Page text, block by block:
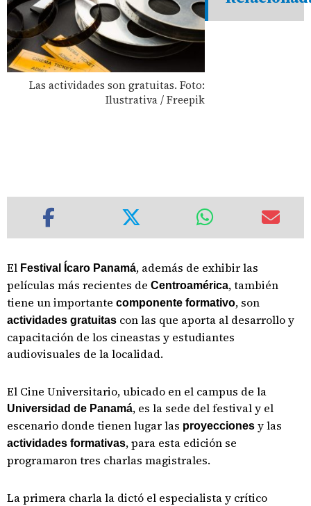
Las actividades son gratuitas. Foto:
Ilustrativa / Freepik
El Festival Ícaro Panamá, además de exhibir las
películas más recientes de Centroamérica, también
tiene un importante componente formativo, son
actividades gratuitas con las que aporta al desarrollo y
capacitación de los cineastas y estudiantes
audiovisuales de la localidad.
El Cine Universitario, ubicado en el campus de la
Universidad de Panamá, es la sede del festival y el
escenario donde tienen lugar las proyecciones y las
actividades formativas, para esta edición se
programaron tres charlas magistrales.
La primera charla la dictó el especialista y crítico